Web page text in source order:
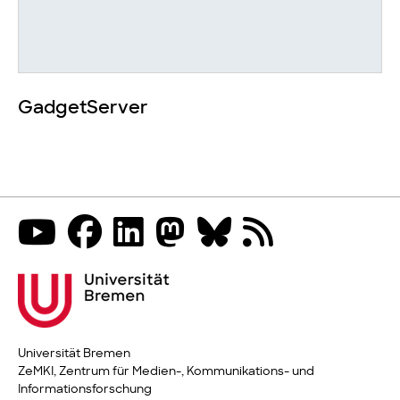
GadgetServer
Universität Bremen
ZeMKI, Zentrum für Medien-, Kommunikations- und
Informationsforschung